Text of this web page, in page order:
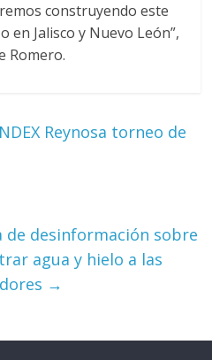
construyendo este
en Jalisco y Nuevo León”,
Romero.
Reynosa torneo de
de desinformación sobre
agua y hielo a las
→